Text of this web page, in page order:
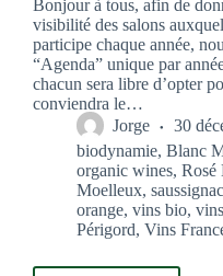
Bonjour à tous, afin de
visibilité des salons
participe chaque année,
“Agenda” unique par
chacun sera libre d’opter
conviendra le…
Jorge
30
biodynamie, Blanc
organic wines, Rosé
Moelleux, saussignac
orange, vins bio,
Périgord, Vins